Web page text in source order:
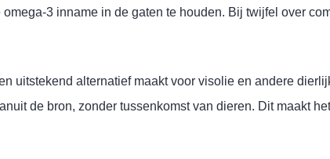
3 inname in de gaten te houden. Bij twijfel over
uitstekend alternatief maakt voor visolie en andere
de bron, zonder tussenkomst van dieren. Dit maakt